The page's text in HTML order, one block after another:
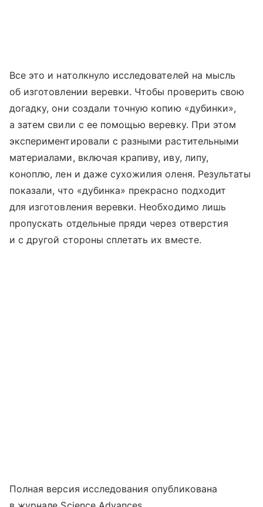
Все это и натолкнуло исследователей на мысль
об изготовлении веревки. Чтобы проверить свою
догадку, они создали точную копию «дубинки»,
а затем свили с ее помощью веревку. При этом
экспериментировали с разными растительными
материалами, включая крапиву, иву, липу,
коноплю, лен и даже сухожилия оленя. Результаты
показали, что «дубинка» прекрасно подходит
для изготовления веревки. Необходимо лишь
пропускать отдельные пряди через отверстия
и с другой стороны сплетать их вместе.
Полная версия исследования опубликована